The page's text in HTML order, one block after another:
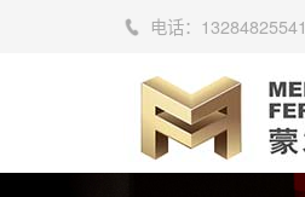
电话： 13284825541